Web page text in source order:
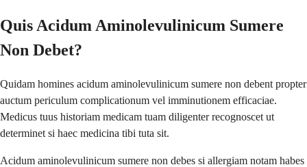
Quis Acidum Aminolevulinicum Sumere
Non Debet?
Quidam homines acidum aminolevulinicum sumere non debent propter
auctum periculum complicationum vel imminutionem efficaciae.
Medicus tuus historiam medicam tuam diligenter recognoscet ut
determinet si haec medicina tibi tuta sit.
Acidum aminolevulinicum sumere non debes si allergiam notam habes